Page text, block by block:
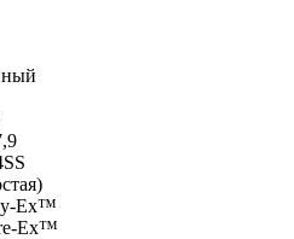
Ex™
Ex™